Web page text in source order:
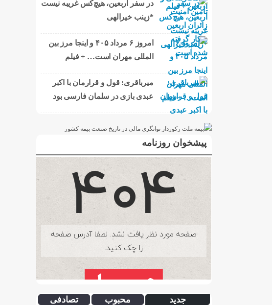
در سفر اربعین، هیچ‌کس غریبه نیست
*زینب خیرالهی
امروز ۶ مرداد ۴۰۵ و اینجا مرز بین
المللی مهران است… + فیلم
میرباقری: قول و قرارمان با اکبر
عبدی بازی در سلمان فارسی بود
پیشخوان روزنامه
جدید محبوب تصادفی